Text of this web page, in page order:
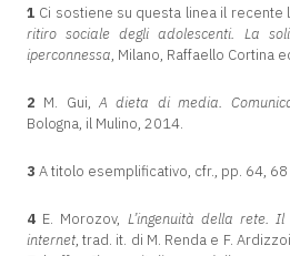
1 Ci sostiene su questa linea il recente
ritiro sociale degli adolescenti. La
iperconnessa, Milano, Raffaello Cortina
2 M. Gui,A dieta di media.
Bologna, il Mulino, 2014.
3 A titolo esemplificativo, cfr., pp. 64,
4 E. Morozov, L’ingenuità della rete.
internet, trad. it. di M. Renda e F.